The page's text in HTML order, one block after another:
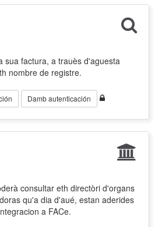
sua factura, a trauès d'aguesta
nombre de registre.
Damb autenticación
consultar eth directòri d'organs
qu'a dia d'aué, estan aderides
a FACe.